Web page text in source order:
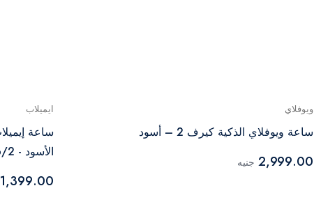
ويوفلاي
ساعة ويوفلاي الذكية كيرف 2 – أسود
2,999.00 جنيه
ايميلاب
الأسود - KW66/2
1,399.00